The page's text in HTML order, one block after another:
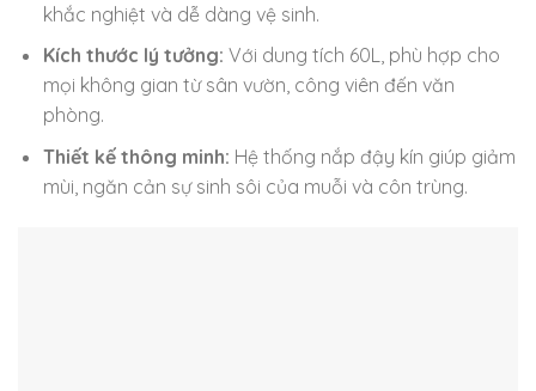
khắc nghiệt và dễ dàng vệ sinh.
Kích thước lý tưởng: Với dung tích 60L, phù hợp cho
mọi không gian từ sân vườn, công viên đến văn
phòng.
Thiết kế thông minh: Hệ thống nắp đậy kín giúp giảm
mùi, ngăn cản sự sinh sôi của muỗi và côn trùng.